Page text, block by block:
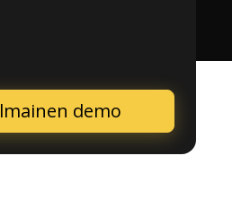
demo